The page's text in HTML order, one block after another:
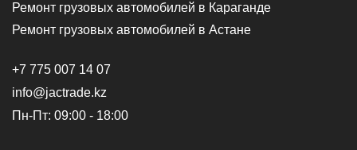
Ремонт грузовых автомобилей в Караганде
Ремонт грузовых автомобилей в Астане
+7 775 007 14 07
info@jactrade.kz
Пн-Пт: 09:00 - 18:00